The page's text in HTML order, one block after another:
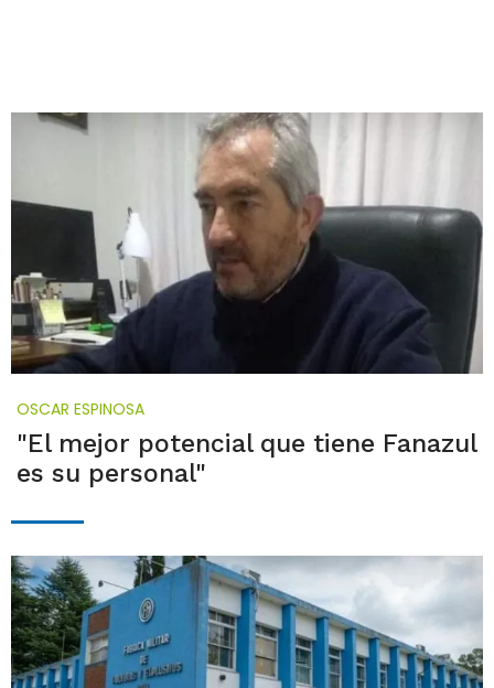
OSCAR ESPINOSA
"El mejor potencial que tiene Fanazul
es su personal"